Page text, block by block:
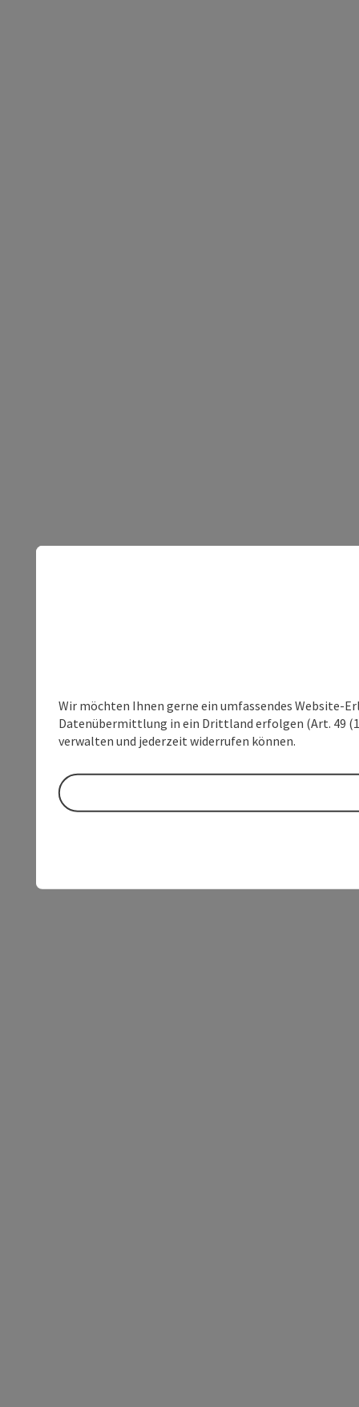
Wir möchten Ihnen gerne ein umfassendes Website-
Datenübermittlung in ein Drittland erfolgen (Art. 49
verwalten und jederzeit widerrufen können.